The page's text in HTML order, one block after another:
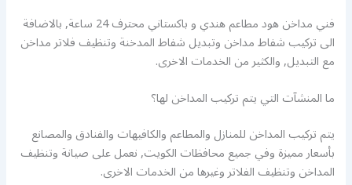
فني مداخن هود مطاعم هندي و باكستاني محترف 24 ساعة, بالاضافة
الى تركيب شفاط مداخن وتبديل شفاط المدخنة وتنظيف فلاتر مداخن
مع التبديل, والكثير من الخدمات الاخرى.
ما المنشآت التي يتم تركيب المداخن لها؟
يتم تركيب المداخن للمنازل والمطاعم والكافيهات والفنادق والمصانع
بأسعار مميزة وفي جميع محافظات الكويت, نعمل على صيانة وتنظيف
المداخن وتنظيف الفلاتر وغيرها من الخدمات الاخرى.